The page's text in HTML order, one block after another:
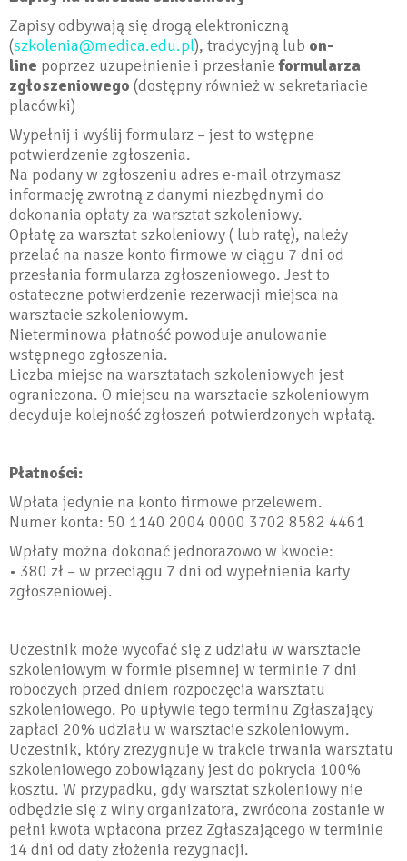
Zapisy odbywają się drogą elektroniczną
(szkolenia@medica.edu.pl), tradycyjną lub on-
line poprzez uzupełnienie i przesłanieformularza
zgłoszeniowego (dostępny również w sekretariacie
placówki)
Wypełnij i wyślij formularz – jest to wstępne
potwierdzenie zgłoszenia.
Na podany w zgłoszeniu adres e-mail otrzymasz
informację zwrotną z danymi niezbędnymi do
dokonania opłaty za warsztat szkoleniowy.
Opłatę za warsztat szkoleniowy ( lub ratę), należy
przelać na nasze konto firmowe w ciągu 7 dni od
przesłania formularza zgłoszeniowego. Jest to
ostateczne potwierdzenie rezerwacji miejsca na
warsztacie szkoleniowym.
Nieterminowa płatność powoduje anulowanie
wstępnego zgłoszenia.
Liczba miejsc na warsztatach szkoleniowych jest
ograniczona. O miejscu na warsztacie szkoleniowym
decyduje kolejność zgłoszeń potwierdzonych wpłatą.
Płatności:
Wpłata jedynie na konto firmowe przelewem.
Numer konta: 50 1140 2004 0000 3702 8582 4461
Wpłaty można dokonać jednorazowo w kwocie:
• 380 zł – w przeciągu 7 dni od wypełnienia karty
zgłoszeniowej.
Uczestnik może wycofać się z udziału w warsztacie
szkoleniowym w formie pisemnej w terminie 7 dni
roboczych przed dniem rozpoczęcia warsztatu
szkoleniowego. Po upływie tego terminu Zgłaszający
zapłaci 20% udziału w warsztacie szkoleniowym.
Uczestnik, który zrezygnuje w trakcie trwania warsztatu
szkoleniowego zobowiązany jest do pokrycia 100%
kosztu. W przypadku, gdy warsztat szkoleniowy nie
odbędzie się z winy organizatora, zwrócona zostanie w
pełni kwota wpłacona przez Zgłaszającego w terminie
14 dni od daty złożenia rezygnacji.